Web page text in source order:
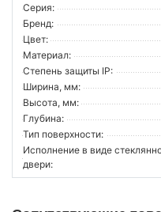
Серия:
Бренд:
Цвет:
Материал:
Степень защиты IP:
Ширина, мм:
Высота, мм:
Глубина:
Тип поверхности:
Исполнение в виде
двери: